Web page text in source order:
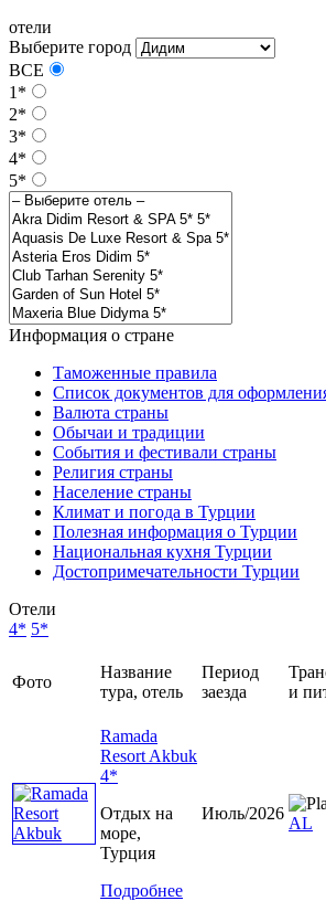
отели
Выберите город
ВСЕ
1*
2*
3*
4*
5*
Информация о стране
Таможенные правила
Список документов для
Валюта страны
Обычаи и традиции
События и фестивали страны
Религия страны
Население страны
Климат и погода в Турции
Полезная информация о Турции
Национальная кухня Турции
Достопримечательности Турции
Отели
4* 5*
Фото
Название
тура, отель
Период
заезда
и
Ramada
Resort Akbuk
4*
Отдых на
море,
Турция
Подробнее
Июль/2026
AL